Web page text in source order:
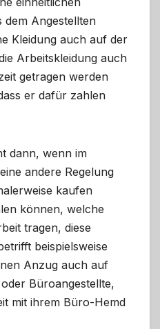
dem Angestellten
Kleidung auch auf der
Arbeitskleidung auch
getragen werden
er dafür zahlen
dann, wenn im
andere Regelung
kaufen
können, welche
tragen, diese
beispielsweise
Anzug auch auf
Büroangestellte,
mit ihrem Büro-Hemd